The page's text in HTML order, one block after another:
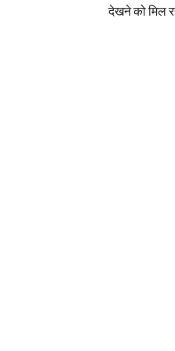
देखने को मिल